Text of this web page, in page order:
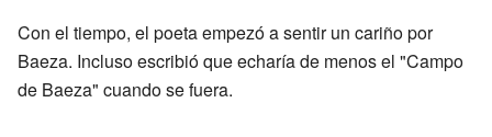
Con el tiempo, el poeta empezó a sentir un cariño por
Baeza. Incluso escribió que echaría de menos el "Campo
de Baeza" cuando se fuera.